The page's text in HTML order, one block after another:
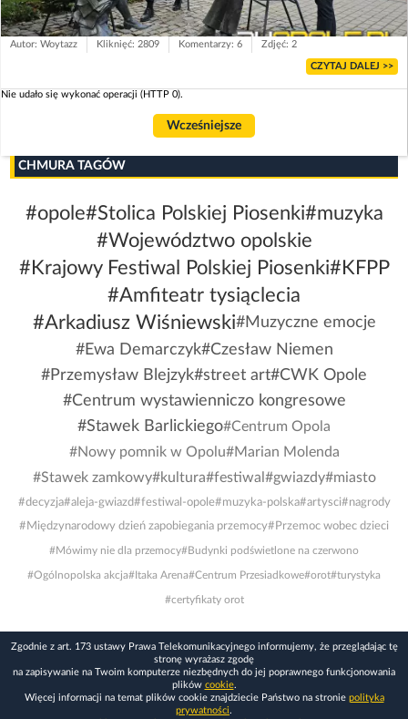
Autor: Woytazz Kliknięć: 2809 Komentarzy: 6 Zdjęć: 2
CZYTAJ DALEJ >>
Nie udało się wykonać operacji (HTTP 0).
Wcześniejsze
CHMURA TAGÓW
#opole#Stolica Polskiej Piosenki#muzyka
#Województwo opolskie
#Krajowy Festiwal Polskiej Piosenki#KFPP
#Amfiteatr tysiąclecia
#Arkadiusz Wiśniewski#Muzyczne emocje
#Ewa Demarczyk#Czesław Niemen
#Przemysław Blejzyk#street art#CWK Opole
#Centrum wystawienniczo kongresowe
#Stawek Barlickiego#Centrum Opola
#Nowy pomnik w Opolu#Marian Molenda
#Stawek zamkowy#kultura#festiwal #gwiazdy#miasto
#decyzja#aleja-gwiazd#festiwal-opole#muzyka-polska#artysci#nagrody
#Międzynarodowy dzień zapobiegania przemocy#Przemoc wobec dzieci
#Mówimy nie dla przemocy#Budynki podświetlone na czerwono
#Ogólnopolska akcja#Itaka Arena#Centrum Przesiadkowe#orot#turystyka
#certyfikaty orot
Zgodnie z art. 173 ustawy Prawa Telekomunikacyjnego informujemy, że przeglądając tę
stronę wyrażasz zgodę
na zapisywanie na Twoim komputerze niezbędnych do jej poprawnego funkcjonowania
plików cookie.
Więcej informacji na temat plików cookie znajdziecie Państwo na stronie polityka
prywatności.